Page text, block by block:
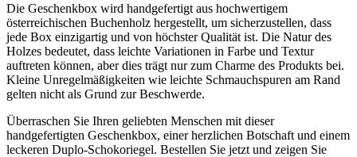
Die Geschenkbox wird handgefertigt aus hochwertigem
österreichischen Buchenholz hergestellt, um sicherzustellen, dass
jede Box einzigartig und von höchster Qualität ist. Die Natur des
Holzes bedeutet, dass leichte Variationen in Farbe und Textur
auftreten können, aber dies trägt nur zum Charme des Produkts bei.
Kleine Unregelmäßigkeiten wie leichte Schmauchspuren am Rand
gelten nicht als Grund zur Beschwerde.
Überraschen Sie Ihren geliebten Menschen mit dieser
handgefertigten Geschenkbox, einer herzlichen Botschaft und einem
leckeren Duplo-Schokoriegel. Bestellen Sie jetzt und zeigen Sie